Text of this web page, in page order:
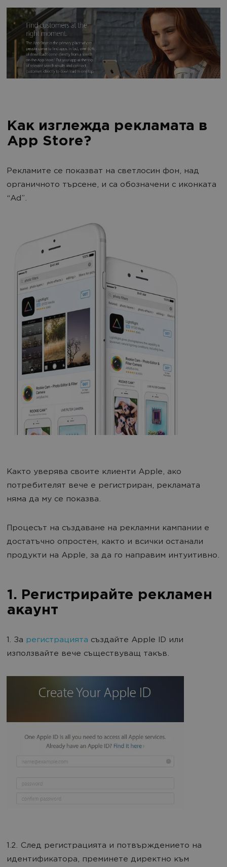
Как изглежда рекламата в
App Store?
Рекламите се показват на светлосин фон, над
органичното търсене, и са обозначени с иконката
“Ad”.
Както уверява своите клиенти Apple, ако
потребителят вече е регистриран, рекламата
няма да му се показва.
Процесът на създаване на рекламни кампании е
достатъчно опростен, както и всички останали
продукти на Apple, за да го направим интуитивно.
1. Регистрирайте рекламен
акаунт
1. За регистрацията създайте Apple ID или
използвайте вече съществуващ такъв.
1.2. След регистрацията и потвърждението на
идентификатора, преминете директно към